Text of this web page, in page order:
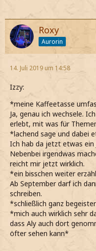
Roxy
Aurorin
14. Juli 2019 um 14:58
Izzy:
*meine Kaffeetasse
Ja, genau ich wechsele.
erlebt, mit was für
*lachend sage und dabei
Ich hab da jetzt etwas
Nebenbei irgendwas
reicht mir jetzt wirklich.
*ein bisschen weiter
Ab September darf ich
schreiben.
*schließlich ganz
*mich auch wirklich sehr
dass Aly auch dort
öfter sehen kann*